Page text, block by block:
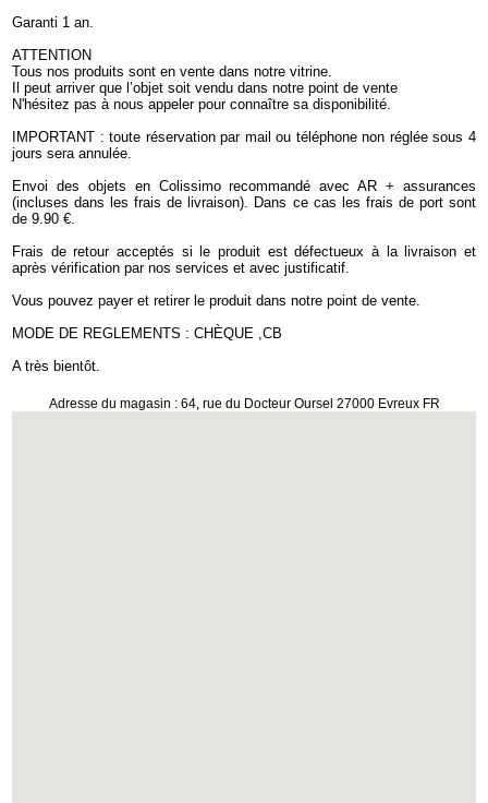
Garanti 1 an.
ATTENTION
Tous nos produits sont en vente dans notre vitrine.
Il peut arriver que l’objet soit vendu dans notre point de vente
N'hésitez pas à nous appeler pour connaître sa disponibilité.
IMPORTANT : toute réservation par mail ou téléphone non réglée sous 4
jours sera annulée.
Envoi des objets en Colissimo recommandé avec AR + assurances
(incluses dans les frais de livraison). Dans ce cas les frais de port sont
de 9.90 €.
Frais de retour acceptés si le produit est défectueux à la livraison et
après vérification par nos services et avec justificatif.
Vous pouvez payer et retirer le produit dans notre point de vente.
MODE DE REGLEMENTS : CHÈQUE ,CB
A très bientôt.
Adresse du magasin : 64, rue du Docteur Oursel 27000 Evreux FR